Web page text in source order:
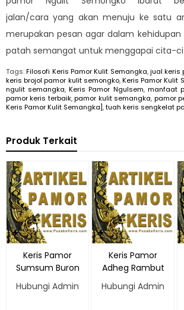
jalan/cara yang akan menuju ke satu
merupakan pesan agar dalam
patah semangat untuk menggapai cita-
Tags:Filosofi Keris Pamor Kulit Semangka,jual keris
keris brojol pamor kulit semongko,Keris Pamor Kulit
ngulit semangka,Keris Pamor Ngulsem, manfaat
pamor keris terbaik,pamor kulit semangka, pamor
Keris Pamor Kulit Semangka],tuah keris sengkelat
Produk Terkait
Keris Pamor
Sumsum Buron
Hubungi Admin
Keris Pamor
Adheg Rambut
Hubungi Admin